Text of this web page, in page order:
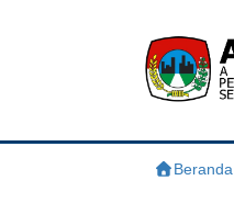
APEKSI
Beranda